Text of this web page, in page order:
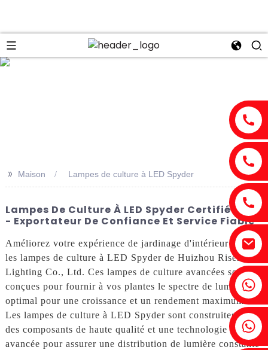
Fenia : +86 18607525299
Lierre : +86 18607522355
>> Maison Lampes de culture à LED Spyder
Lampes De Culture À LED Spyder Certifiées CE
- Exportateur De Confiance Et Service Fiable
Améliorez votre expérience de jardinage d'intérieur avec
les lampes de culture à LED Spyder de Huizhou Risen
Lighting Co., Ltd. Ces lampes de culture avancées sont
conçues pour fournir à vos plantes le spectre de lumière
optimal pour une croissance et un rendement maximum.
Les lampes de culture à LED Spyder sont construites avec
des composants de haute qualité et une technologie
avancée pour assurer une distribution de lumière constante